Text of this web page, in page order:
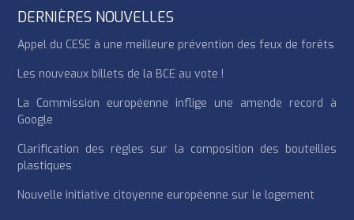
DERNIÈRES NOUVELLES
Appel du CESE à une meilleure prévention des feux de forêts
Les nouveaux billets de la BCE au vote !
La Commission européenne inflige une amende record à
Google
Clarification des règles sur la composition des bouteilles
plastiques
Nouvelle initiative citoyenne européenne sur le logement